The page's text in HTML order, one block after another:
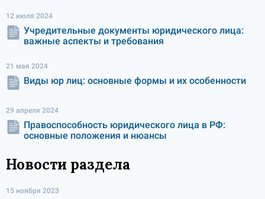
12 июля 2024
Учредительные документы юридического лица:
важные аспекты и требования
21 мая 2024
Виды юр лиц: основные формы и их особенности
29 апреля 2024
Правоспособность юридического лица в РФ:
основные положения и нюансы
Новости раздела
15 ноября 2023